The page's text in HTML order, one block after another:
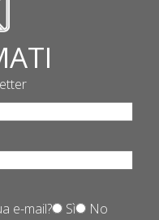
e-mail? Sì No